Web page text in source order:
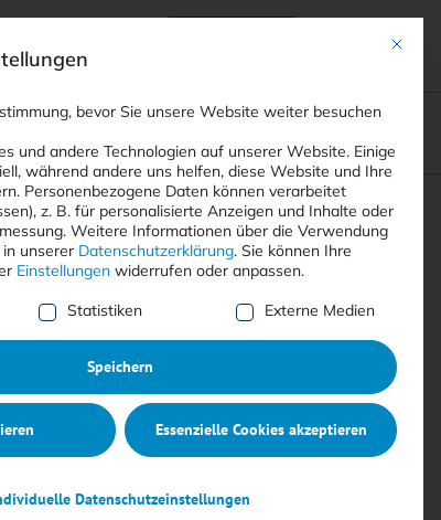
Suchen
Mit
bevor Sie unsere Website weiter besuchen
und andere Technologien auf unserer Website. Einige
während andere uns helfen, diese Website und Ihre
Personenbezogene Daten können verarbeitet
z. B. für personalisierte Anzeigen und Inhalte oder
Weitere Informationen über die Verwendung
unserer Datenschutzerklärung. Sie können Ihre
Einstellungen widerrufen oder anpassen.
Service-Gruppen, für die eine Einwilligung
Statistiken Externe Medien
Speichern
Essenzielle Cookies akzeptieren
Datenschutzeinstellungen